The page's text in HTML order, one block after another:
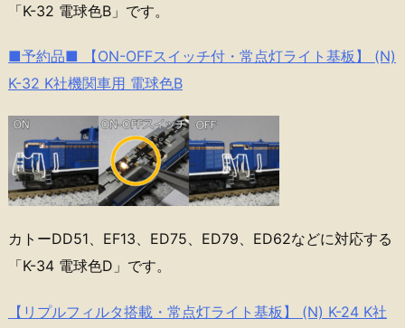
「K-32 電球色B」です。
■予約品■ 【ON-OFFスイッチ付・常点灯ライト基板】 (N)
K-32 K社機関車用 電球色B
カトーDD51、EF13、ED75、ED79、ED62などに対応する
「K-34 電球色D」です。
【リプルフィルタ搭載・常点灯ライト基板】 (N) K-24 K社